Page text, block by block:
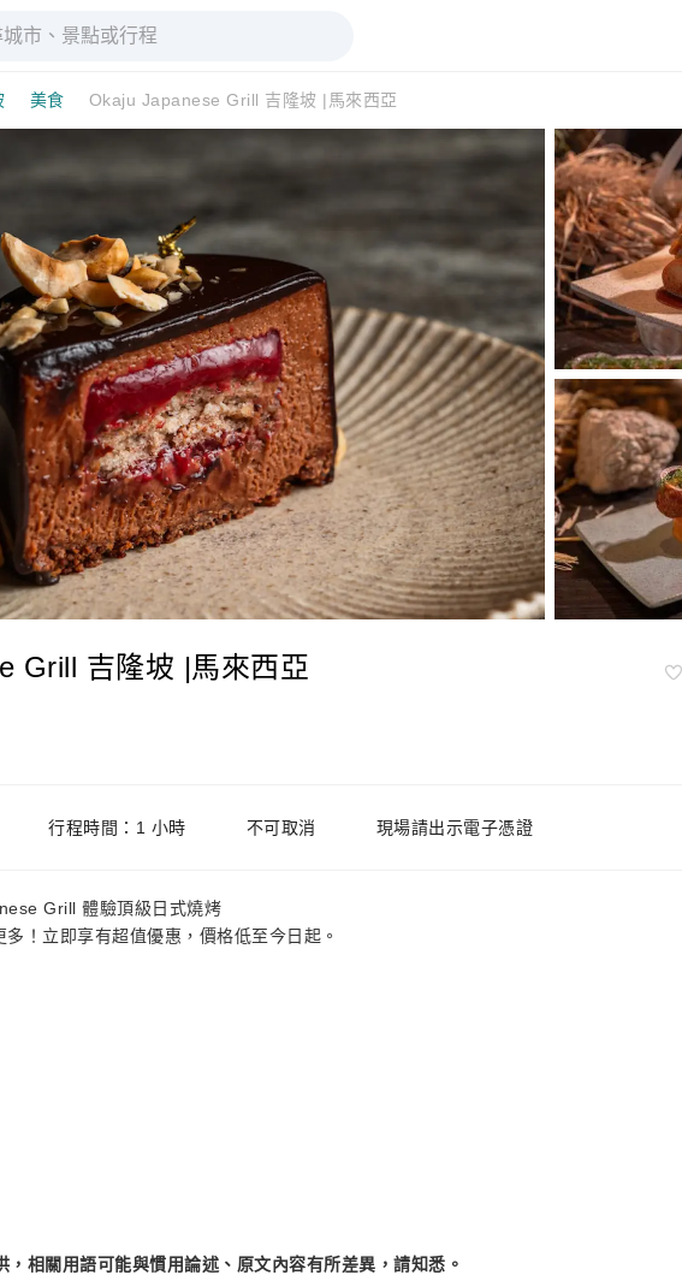
美食 Okaju Japanese Grill 吉隆坡 |馬來西亞
Grill 吉隆坡 |馬來西亞
行程時間：1 小時 不可取消 現場請出示電子憑證
Grill 體驗頂級日式燒烤
！立即享有超值優惠，價格低至今日起。
，相關用語可能與慣用論述、原文內容有所差異，請知悉。